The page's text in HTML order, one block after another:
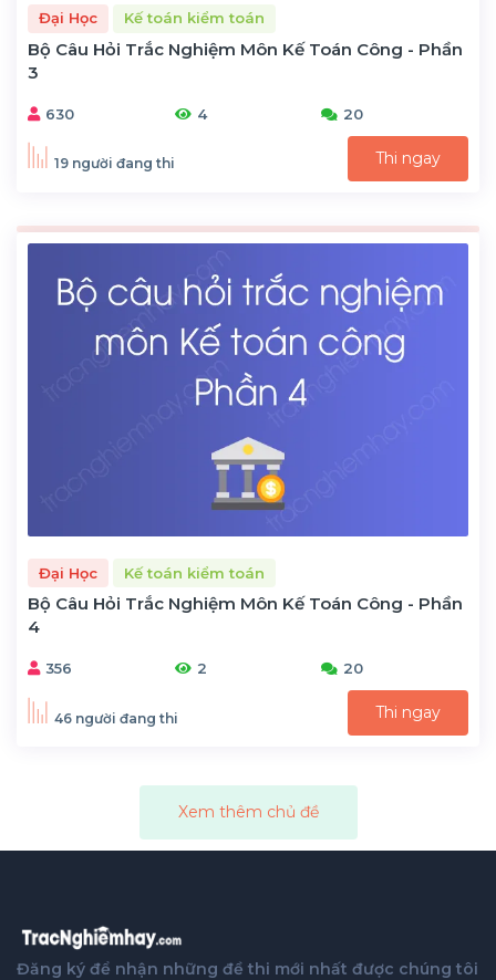
Đại Học Kế toán kiểm toán
Bộ Câu Hỏi Trắc Nghiệm Môn Kế Toán Công - Phần
3
630 4 20
19 người đang thi Thi ngay
Đại Học Kế toán kiểm toán
Bộ Câu Hỏi Trắc Nghiệm Môn Kế Toán Công - Phần
4
356 2 20
46 người đang thi Thi ngay
Xem thêm chủ đề
Đăng ký để nhận những đề thi mới nhất được chúng tôi